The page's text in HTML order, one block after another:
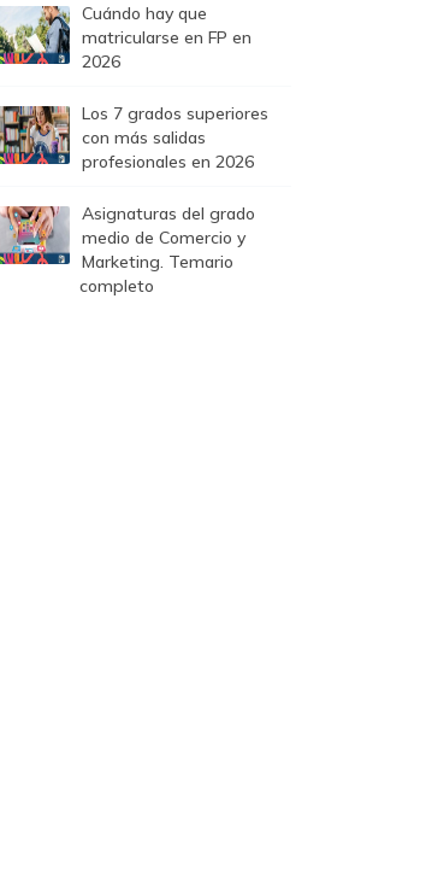
Cuándo hay que
matricularse en FP en
2026
Los 7 grados superiores
con más salidas
profesionales en 2026
Asignaturas del grado
medio de Comercio y
Marketing. Temario
completo